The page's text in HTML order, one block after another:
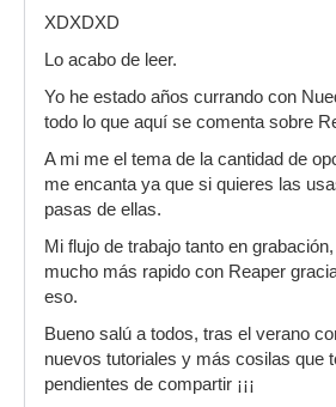
XDXDXD
Lo acabo de leer.
Yo he estado años currando con
todo lo que aquí se comenta sobre
A mi me el tema de la cantidad de
me encanta ya que si quieres las
pasas de ellas.
Mi flujo de trabajo tanto en
mucho más rapido con Reaper
eso.
Bueno salú a todos, tras el verano
nuevos tutoriales y más cosilas que
pendientes de compartir ¡¡¡